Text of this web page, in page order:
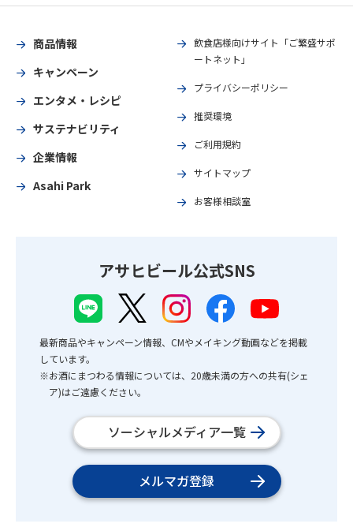
商品情報
キャンペーン
エンタメ・レシピ
サステナビリティ
企業情報
Asahi Park
飲食店様向けサイト「ご繁盛サポ
ートネット」
プライバシーポリシー
推奨環境
ご利用規約
サイトマップ
お客様相談室
アサヒビール公式SNS
最新商品やキャンペーン情報、CMやメイキング動画などを掲載
しています。
※お酒にまつわる情報については、20歳未満の方への共有(シェ
ア)はご遠慮ください。
ソーシャルメディア一覧
メルマガ登録